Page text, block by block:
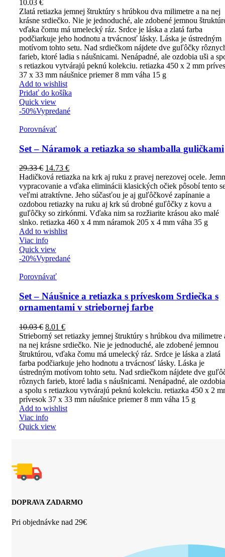
10.03 €
Zlatá retiazka jemnej štruktúry s hrúbkou dva milimetre a na nej
krásne srdiečko. Nie je jednoduché, ale zdobené jemnou
vďaka čomu má umelecký ráz. Srdce je láska a zlatá farba
podčiarkuje jeho hodnotu a trvácnosť lásky. Láska je ústredným
motívom tohto setu. Nad srdiečkom nájdete dve guľôčky
farieb, ktoré ladia s náušnicami. Nenápadné, ale ozdobia uši a
s retiazkou vytvárajú peknú kolekciu. retiazka 450 x 2 mm
37 x 33 mm náušnice priemer 8 mm váha 15 g
Add to wishlist
Pridať do košíka
Quick view
-50%Vypredané
Porovnávať
Set – Náramok a retiazka so shamballa guličkami
29.33€ 14.73 €
Hadičková retiazka na krk aj ruku z pravej nerezovej ocele.
vypracovanie a vďaka eliminácii klasických očiek pôsobí tento
veľmi atraktívne. Jeho súčasťou je aj guľôčkové zapínanie a
ozdobou retiazky na ruku aj krk sú drobné guľôčky z kovu a
guľôčky so zirkónmi. Vďaka nim sa rozžiarite krásou ako malé
slnko. retiazka 460 x 4 mm náramok 205 x 4 mm váha 35 g
Add to wishlist
Viac info
Quick view
-20%Vypredané
Porovnávať
Set – Náušnice a retiazka s príveskom Srdiečka s
ornamentami v striebornej farbe
10.03€ 8.01 €
Strieborný set retiazky jemnej štruktúry s hrúbkou dva milimetre
na nej krásne srdiečko. Nie je jednoduché, ale zdobené jemnou
štruktúrou, vďaka čomu má umelecký ráz. Srdce je láska a zlatá
farba podčiarkuje jeho hodnotu a trvácnosť lásky. Láska je
ústredným motívom tohto setu. Nad srdiečkom nájdete dve
rôznych farieb, ktoré ladia s náušnicami. Nenápadné, ale
a spolu s retiazkou vytvárajú peknú kolekciu. retiazka 450 x 2
prívesok 37 x 33 mm náušnice priemer 8 mm váha 15 g
Add to wishlist
Viac info
Quick view
DOPRAVA ZADARMO
Pri objednávke nad 29€